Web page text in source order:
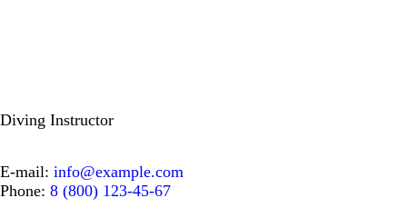
Diving Instructor
E-mail: info@example.com
Phone: 8 (800) 123-45-67